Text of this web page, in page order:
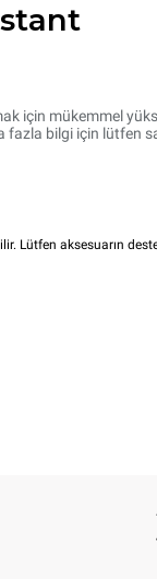
için mükemmel
bilgi için lütfen
Lütfen aksesuarın